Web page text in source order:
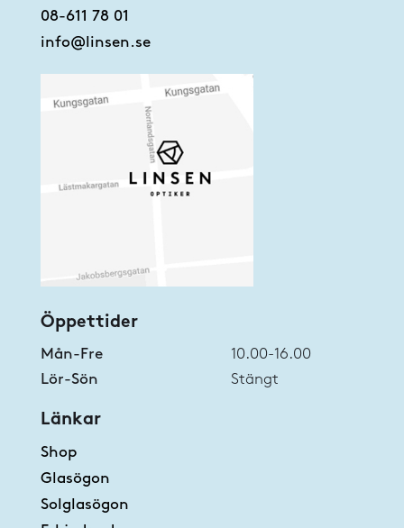
08-611 78 01
info@linsen.se
Öppettider
Mån-Fre
10.00-16.00
Lör-Sön
Stängt
Länkar
Shop
Glasögon
Solglasögon